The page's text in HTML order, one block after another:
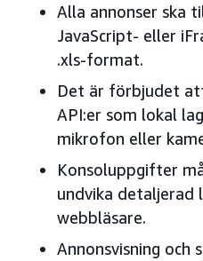
Alla annonser ska
JavaScript- eller
.xls-format.
Det är förbjudet
API:er som lokal
mikrofon eller
Konsoluppgifter
undvika detaljerad
webbläsare.
Annonsvisning och